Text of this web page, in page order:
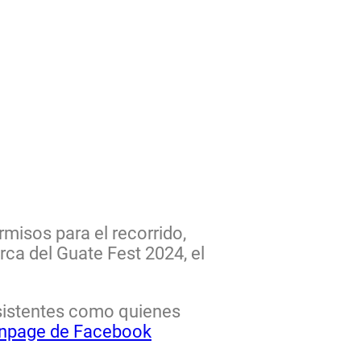
para el recorrido,
del Guate Fest 2024, el
como quienes
de Facebook